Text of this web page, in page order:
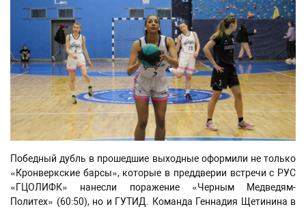
Победный дубль в прошедшие выходные оформили не только
«Кронверкские барсы», которые в преддверии встречи с РУС
«ГЦОЛИФК» нанесли поражение «Черным Медведям-
Политех» (60:50), но и ГУТИД. Команда Геннадия Щетинина в